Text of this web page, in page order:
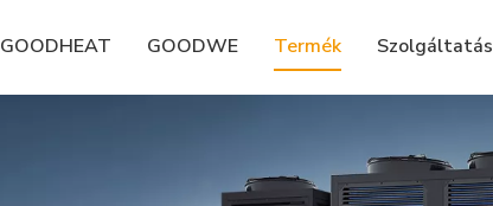
GOODHEAT GOODWE Termék Szolgáltatás